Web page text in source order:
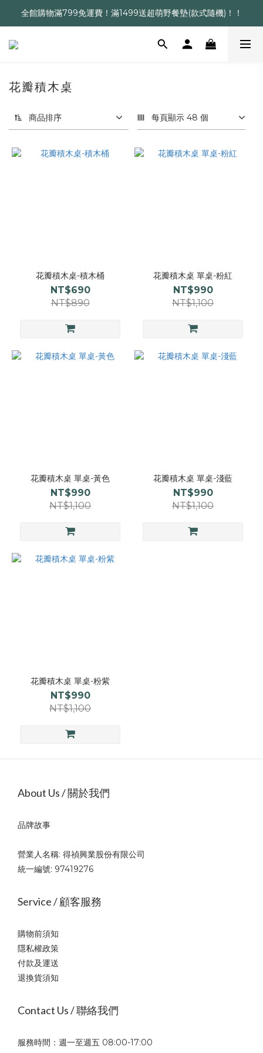
全館購物滿799免運費！滿1499送超萌野餐墊(款式隨機)！！
花瓣積木桌
商品排序 每頁顯示 48 個
花瓣積木桌-積木桶
NT$690
NT$890
花瓣積木桌 單桌-粉紅
NT$990
NT$1,100
花瓣積木桌 單桌-黃色
NT$990
NT$1,100
花瓣積木桌 單桌-淺藍
NT$990
NT$1,100
花瓣積木桌 單桌-粉紫
NT$990
NT$1,100
About Us / 關於我們
品牌故事
營業人名稱: 得禎興業股份有限公司
統一編號: 97419276
Service / 顧客服務
購物前須知
隱私權政策
付款及運送
退換貨須知
Contact Us / 聯絡我們
服務時間：週一至週五 08:00-17:00